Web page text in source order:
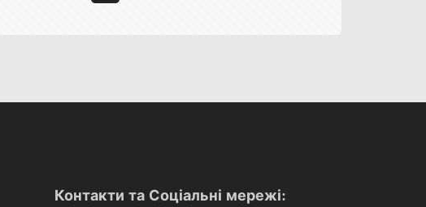
Контакти та Соціальні мережі: